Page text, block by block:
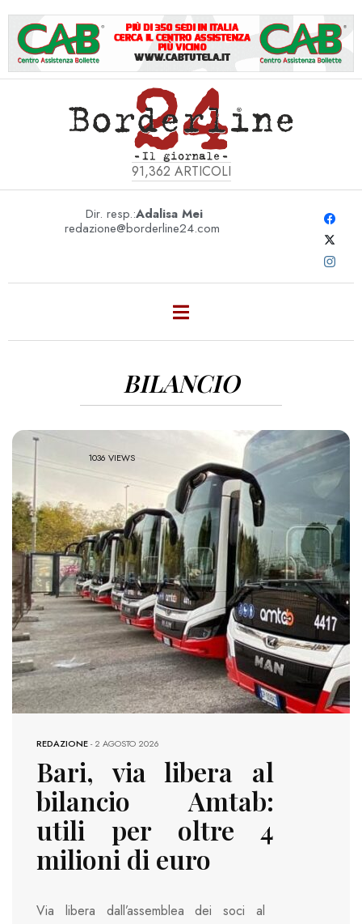
91,362 ARTICOLI
Dir. resp.:Adalisa Mei
redazione@borderline24.com
BILANCIO
1036 VIEWS
REDAZIONE-2 AGOSTO 2026
Bari, via libera al
bilancio Amtab:
utili per oltre 4
milioni di euro
Via libera dall’assemblea dei soci al